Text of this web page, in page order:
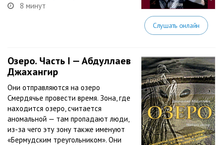
8 минут
Слушать онлайн
Озеро. Часть I — Абдуллаев
Джахангир
Они отправляются на озеро
Смердячье провести время. Зона, где
находится озеро, считается
аномальной — там пропадают люди,
из-за чего эту зону также именуют
«Бермудским треугольником». Они